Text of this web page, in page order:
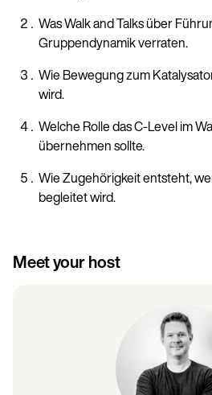
Was Walk and Talks über
Gruppendynamik verraten.
Wie Bewegung zum
wird.
Welche Rolle das C-Level im
übernehmen sollte.
Wie Zugehörigkeit entsteht,
begleitet wird.
Meet your host